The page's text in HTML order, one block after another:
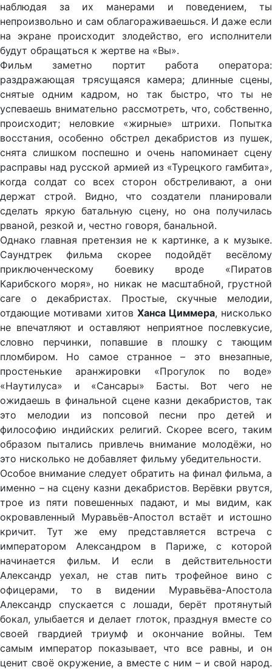
наблюдая за их манерами и поведением, ты
непроизвольно и сам облагораживаешься. И даже если
на экране происходит злодейство, его исполнители
будут обращаться к жертве на «Вы».
Фильм заметно портит работа оператора:
раздражающая трясущаяся камера; длинные сцены,
снятые одним кадром, но так быстро, что ты не
успеваешь внимательно рассмотреть, что, собственно,
происходит; неловкие «жирные» штрихи. Попытка
восстания, особенно обстрел декабристов из пушек,
снята слишком поспешно и очень напоминает сцену
расправы над русской армией из «Турецкого гамбита»,
когда солдат со всех сторон обстреливают, а они
держат строй. Видно, что создатели планировали
сделать яркую батальную сцену, но она получилась
рваной, резкой и, честно говоря, банальной.
Однако главная претензия не к картинке, а к музыке.
Саундтрек фильма скорее подойдёт весёлому
приключенческому боевику вроде «Пиратов
Карибского моря», но никак не масштабной, грустной
саге о декабристах. Простые, скучные мелодии,
отдающие мотивами хитов Ханса Циммера, нисколько
не впечатляют и оставляют неприятное послевкусие,
словно перчинки, попавшие в плошку с тающим
пломбиром. Но самое странное – это внезапные,
простенькие аранжировки «Прогулок по воде»
«Наутилуса» и «Сансары» Басты. Вот чего не
ожидаешь в финальной сцене казни декабристов, так
это мелодии из попсовой песни про детей и
философию индийских религий. Скорее всего, таким
образом пытались привлечь внимание молодёжи, но
это нисколько не добавляет фильму убедительности.
Особое внимание следует обратить на финал фильма, а
именно – на сцену казни декабристов. Верёвки рвутся,
трое из пяти повешенных падают, и мы видим, как
окровавленный Муравьёв-Апостол встаёт и истошно
кричит. Тут же ему представляется встреча с
императором Александром в Париже, с которой
начинается фильм. И если в действительности
Александр уехал, не став пить трофейное вино с
офицерами, то в видении Муравьёва-Апостола
Александр спускается с лошади, берёт протянутый
бокал, улыбается и делает глоток, празднуя вместе со
своей гвардией триумф и окончание войны. Тем
самым император показывает, что все равны, и он
ценит своё окружение, а вместе с ним – и свой народ.